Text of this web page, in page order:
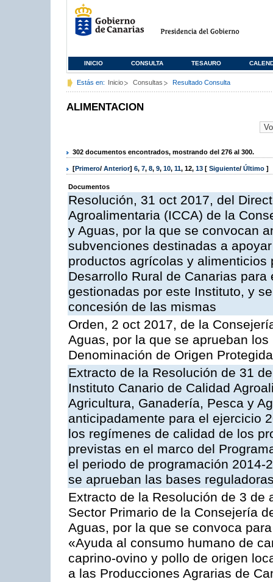
INICIO CONSULTA TESAURO
Estás en: Inicio Consultas Resultado Consulta
ALIMENTACION
302 documentos encontrados, mostrando del 276 al 300.
[Primero/ Anterior] 6, 7, 8, 9, 10, 11, 12, 13 [ Siguiente/ Último ]
Documentos
Resolución, 31 oct 2017, del
Agroalimentaria (ICCA) de la
y Aguas, por la que se convocan
subvenciones destinadas a
productos agrícolas y
Desarrollo Rural de Canarias
gestionadas por este Instituto, y
concesión de las mismas
Orden, 2 oct 2017, de la
Aguas, por la que se aprueban
Denominación de Origen
Extracto de la Resolución de 31
Instituto Canario de Calidad
Agricultura, Ganadería, Pesca y
anticipadamente para el ejercicio
los regímenes de calidad de los
previstas en el marco del
el periodo de programación
se aprueban las bases
Extracto de la Resolución de 3
Sector Primario de la Consejería
Aguas, por la que se convoca
«Ayuda al consumo humano de
caprino-ovino y pollo de origen
a las Producciones Agrarias de